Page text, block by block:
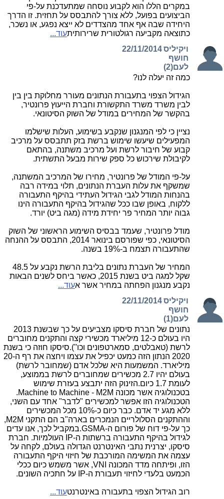
במקרים הללו הוא לקבוע נוסחה שמתעדכנת על-פי
הביצועים בפועל, ללא צורך להתבסס על תחזית. זו הדרך
היחידה שבה אף אחד מהצדדים לא ייצא נפגע, או נשכר,
כתוצאה מקביעה רגולטורית שרירותיתעוד...
ויקיליס
חושף
לעם(2)
22/11/2014
כמה זה יעלה לנו?
הגידול הצפוי בתעבורת הנתונים מעורר מחלוקת בין בין
לבין משרד משרד התקשורת וחברת הייעוץ פרונטיר,
בהקשר של המחירים במודל של השוק הסיטונאי.
נציין כי לפי המנגנון שנקבע בשימוע, העלות שישלמו
המפעילים שיעשו שימוש ברשת בזק תתבסס על מרכיב
קבוע של חיבור לרשת ועל מרכיב משתנה, בהתאם
לקיבולת שירכוש כל ספק שירות מבעל התשתית.
על-פי המודל של פרונטיר, מחירו של המרכיב המשתנה,
שמשקף את עלות העברת הנתונים, תלוי במידה רבה
בהנחות המודל לגבי הגידול העתידי בהיקף התעבורה
ללקוח, באופן שבו ככל שהגידול בהיקף התעבורה הינו
גבוה יותר המחיר פר יחידת מידה (מגה ביט) יורד.
מודל פרונטיר, שעמד בבסיס השימוע הראשוני של השוק
הסיטונאי, כפי שפורסם בינואר 2014, התבסס על ההנחה
שהתעבורה תצמח ב-19% בשנה.
המחיר של העברת נתונים בליבת הרשת נקבע על 48.5
שקל למגה ביט בשנת 2015, כאשר ביחס לשנים הבאות
נקבע מנגנון הפחתה במחיר אשר אעוד...
ויקיליס
חושף
לעם(1)
22/11/2014
נתונים של חברת סיסקו מצביעים על כך שבשנת 2013
היו בעולם כ-12 מיליארד מכשירי קצה והתקנים מחוברים
לרשת (טאבלטים, סמארטפונים וכו'').סיסקו חוזה כי בשנת
2020 הנתון הזה כמעט יכפיל את עצמו ויחצה את רף ה-20
מיליארד. המשמעות היא שלכל אדם (שמחובר לרשת)
בעולם יהיו 2.7 מכשירים שמחוברים לרשת בממוצע,
לעומת 1.7 כיום.הזינוק הזה יתבצע בעזרת שימוש
בטכנולוגיה אשר מכונה Machine to Machine - M2M.
הטכנולוגיה הזו אפשר למכשירים "לדבר" אחד עם השני,
ללא מגע יד אדם. כבר כיום כ-10% מכל המכשירים
וההתקנים הסלולריים הנמכרים בארה"ב הם התקני M2M,
כך על-פי דוח של פורום ה-GSMA.במקביל לכך, אנו עדים
לגידול בהיקף התעבורה ברשתות ה-IP העולמיות. חברת
סיסקו, יצרנית נתבי האינטרנט הגדולה בעולם, לקחה על
עצמה את המשימה המורכבת של חיזוי היקף התעבורה
הזו, ופיתחה מדד המכונה VNI, אשר משמש כיום ככלי
הכמעט בלעדי לחיזוי תעבורת ה-IP על חתכיה השונים.
רוב הגידול הצפוי בתעבורה באינטרנטעוד...